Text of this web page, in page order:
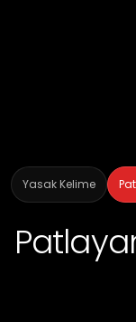
Yasak Kelime